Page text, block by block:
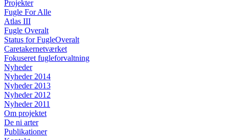
Projekter
Fugle For Alle
Atlas III
Fugle Overalt
Status for FugleOveralt
Caretakernetværket
Fokuseret fugleforvaltning
Nyheder
Nyheder 2014
Nyheder 2013
Nyheder 2012
Nyheder 2011
Om projektet
De ni arter
Publikationer